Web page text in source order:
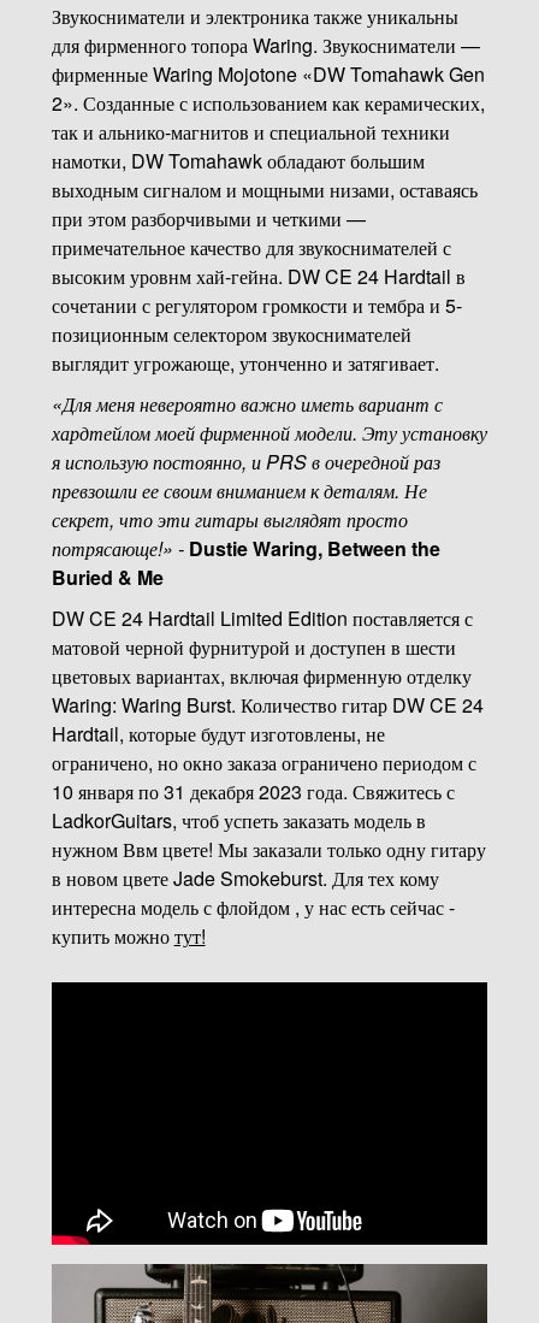
Звукосниматели и электроника также уникальны
для фирменного топора Waring. Звукосниматели —
фирменные Waring Mojotone «DW Tomahawk Gen
2». Созданные с использованием как керамических,
так и альнико-магнитов и специальной техники
намотки, DW Tomahawk обладают большим
выходным сигналом и мощными низами, оставаясь
при этом разборчивыми и четкими —
примечательное качество для звукоснимателей с
высоким уровнм хай-гейна. DW CE 24 Hardtail в
сочетании с регулятором громкости и тембра и 5-
позиционным селектором звукоснимателей
выглядит угрожающе, утонченно и затягивает.
«Для меня невероятно важно иметь вариант с
хардтейлом моей фирменной модели. Эту установку
я использую постоянно, и PRS в очередной раз
превзошли ее своим вниманием к деталям. Не
секрет, что эти гитары выглядят просто
потрясающе!» - Dustie Waring, Between the
Buried & Me
DW CE 24 Hardtail Limited Edition поставляется с
матовой черной фурнитурой и доступен в шести
цветовых вариантах, включая фирменную отделку
Waring: Waring Burst. Количество гитар DW CE 24
Hardtail, которые будут изготовлены, не
ограничено, но окно заказа ограничено периодом с
10 января по 31 декабря 2023 года. Свяжитесь с
LadkorGuitars, чтоб успеть заказать модель в
нужном Ввм цвете! Мы заказали только одну гитару
в новом цвете Jade Smokeburst. Для тех кому
интересна модель с флойдом , у нас есть сейчас -
купить можнотут!